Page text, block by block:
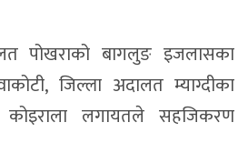
पोखराको बागलुङ इजलासका
जिल्ला अदालत म्याग्दीका
कोइराला लगायतले सहजिकरण